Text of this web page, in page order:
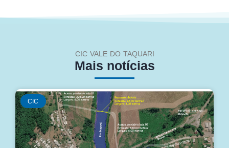
CIC VALE DO TAQUARI
Mais notícias
CIC